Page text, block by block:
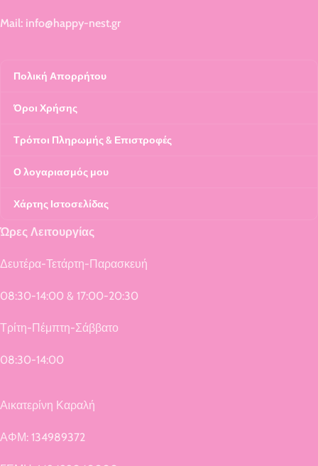
Mail: info@happy-nest.gr
Πολική Απορρήτου
Όροι Χρήσης
Τρόποι Πληρωμής & Επιστροφές
Ο λογαριασμός μου
Χάρτης Ιστοσελίδας
Ώρες Λειτουργίας
Δευτέρα-Τετάρτη-Παρασκευή
08:30-14:00 & 17:00-20:30
Τρίτη-Πέμπτη-Σάββατο
08:30-14:00
Αικατερίνη Καραλή
ΑΦΜ: 134989372